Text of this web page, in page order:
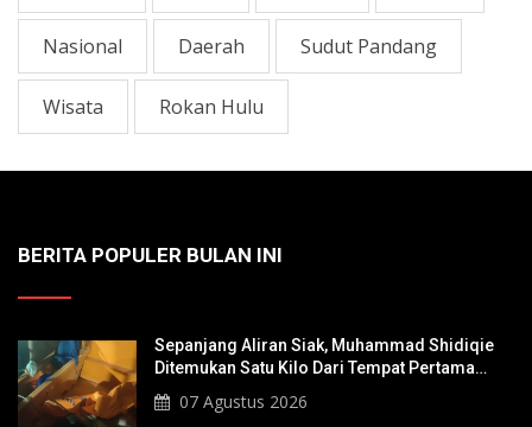
Nasional Daerah Sudut Pandang
Wisata Rokan Hulu
BERITA POPULER BULAN INI
Sepanjang Aliran Siak, Muhammad Shidiqie
Ditemukan Satu Kilo Dari Tempat Pertama
Tenggelam
07 Agustus 2026